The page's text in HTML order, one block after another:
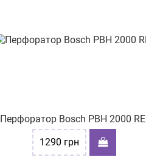
Перфоратор Bosch PBH 2000 RE
1290 грн